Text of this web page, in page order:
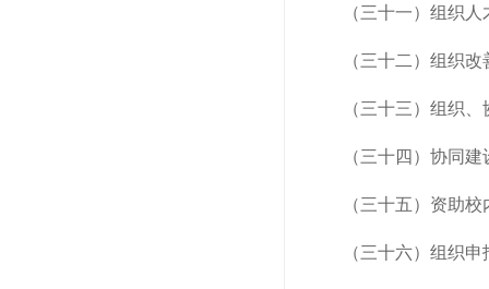
（三十一）组织
（三十二）组织
（三十三）组织
（三十四）协同
（三十五）资助
（三十六）组织